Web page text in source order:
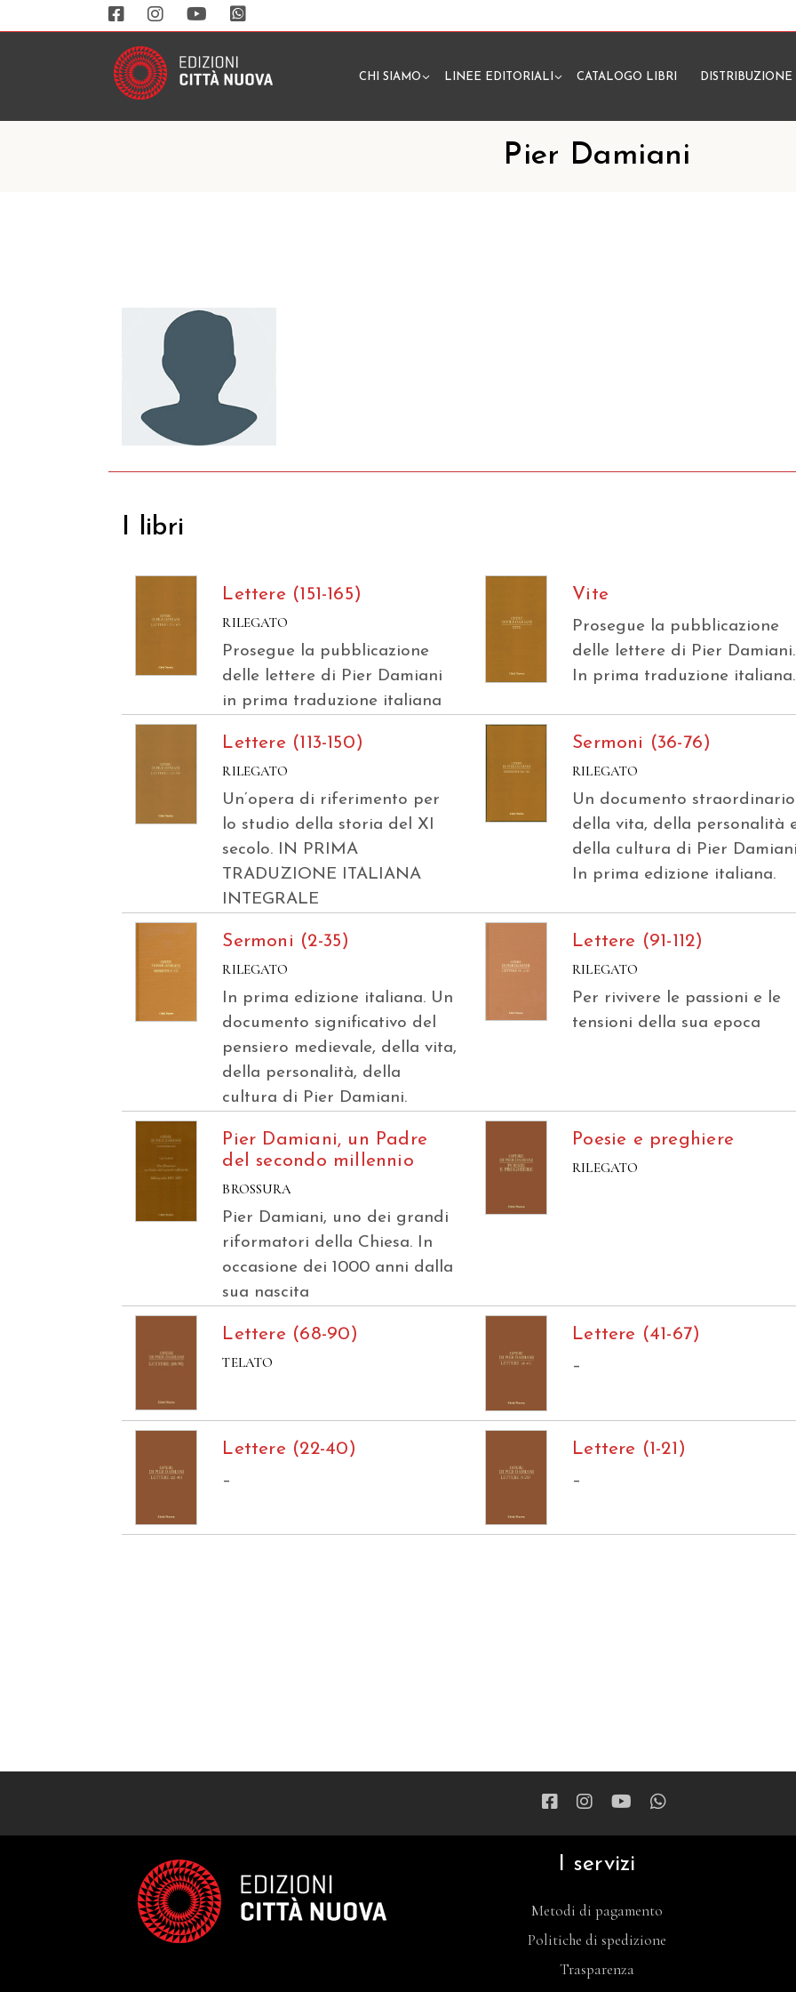
CHI SIAMO LINEE EDITORIALI CATALOGO LIBRI DISTRIBUZIONE
Pier Damiani
I libri
Lettere (151-165)
RILEGATO
Prosegue la pubblicazione
delle lettere di Pier Damiani
in prima traduzione italiana
Vite
Prosegue la pubblicazione
delle lettere di Pier Damiani.
In prima traduzione italiana.
Lettere (113-150)
RILEGATO
Un’opera di riferimento per
lo studio della storia del XI
secolo. IN PRIMA
TRADUZIONE ITALIANA
INTEGRALE
Sermoni (36-76)
RILEGATO
Un documento straordinario
della vita, della personalità
della cultura di Pier
In prima edizione italiana.
Sermoni (2-35)
RILEGATO
In prima edizione italiana. Un
documento significativo del
pensiero medievale, della vita,
della personalità, della
cultura di Pier Damiani.
Lettere (91-112)
RILEGATO
Per rivivere le passioni e le
tensioni della sua epoca
Pier Damiani, un Padre
del secondo millennio
BROSSURA
Pier Damiani, uno dei grandi
riformatori della Chiesa. In
occasione dei 1000 anni dalla
sua nascita
Poesie e preghiere
RILEGATO
Lettere (68-90)
TELATO
Lettere (41-67)
–
Lettere (22-40)
–
Lettere (1-21)
–
I servizi
Metodi di pagamento
Politiche di spedizione
Trasparenza